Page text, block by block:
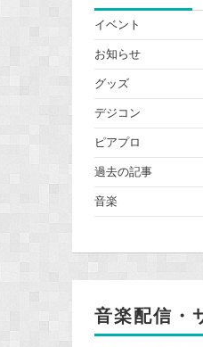
イベント
お知らせ
グッズ
デジコン
ピアプロ
過去の記事
音楽
音楽配信・